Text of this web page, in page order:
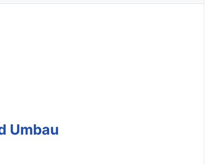
Umbau